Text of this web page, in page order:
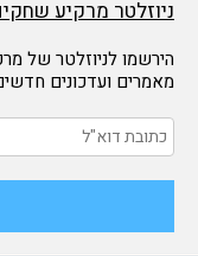
ניוזלטר מרקיע
הירשמו לניוזלטר של
מאמרים ועדכונים